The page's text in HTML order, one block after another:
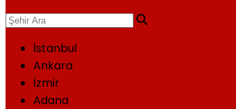
İstanbul
Ankara
İzmir
Adana